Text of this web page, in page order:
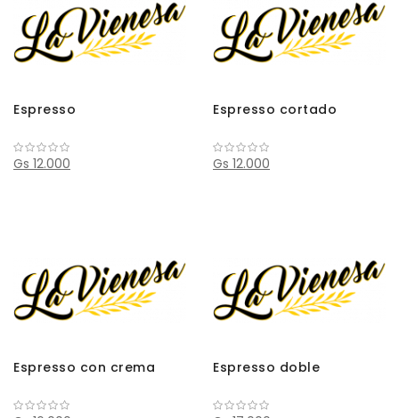
Espresso
Gs 12.000
Espresso cortado
Gs 12.000
Espresso con crema Espresso doble